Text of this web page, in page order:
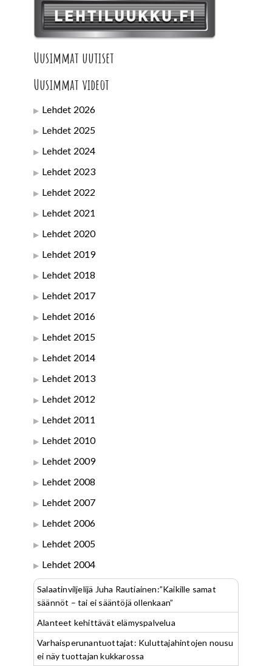
Uusimmat uutiset
Uusimmat videot
Lehdet 2026
Lehdet 2025
Lehdet 2024
Lehdet 2023
Lehdet 2022
Lehdet 2021
Lehdet 2020
Lehdet 2019
Lehdet 2018
Lehdet 2017
Lehdet 2016
Lehdet 2015
Lehdet 2014
Lehdet 2013
Lehdet 2012
Lehdet 2011
Lehdet 2010
Lehdet 2009
Lehdet 2008
Lehdet 2007
Lehdet 2006
Lehdet 2005
Lehdet 2004
Salaatinviljelijä Juha Rautiainen:”Kaikille samat
säännöt – tai ei sääntöjä ollenkaan”
Alanteet kehittävät elämyspalvelua
Varhaisperunantuottajat: Kuluttajahintojen nousu
ei näy tuottajan kukkarossa